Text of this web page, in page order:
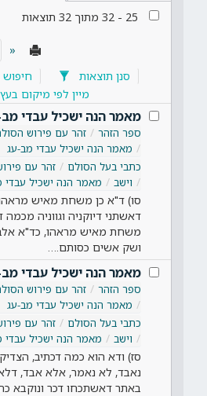
25
-
32 מתוך 32 תוצאות
«
סנן תוצאות
מיין לפי מיקום בעץ
מאמר הנה ישכיל עבדי
ספר הזהר זהר עם פירוש
מאמר הנה ישכיל עבדי מב-עג
כתבי בעל הסולם
זהר עם
וישב
מאמר הנה ישכיל עבדי
סו) ד"א כן משחת מאיש
דאשתני דיוקניה וגווניה
משחת מאיש מראהו, כד"א
ושק אשים כסותם.…
מאמר הנה ישכיל עבדי
ספר הזהר זהר עם פירוש
מאמר הנה ישכיל עבדי מב-עג
כתבי בעל הסולם
זהר עם
וישב
מאמר הנה ישכיל עבדי
סז) ודא הוא כמה דכתיב,
נאבד, לא נאמר, אלא אבד,
באתר דאשתכחו דכר ונוקבא